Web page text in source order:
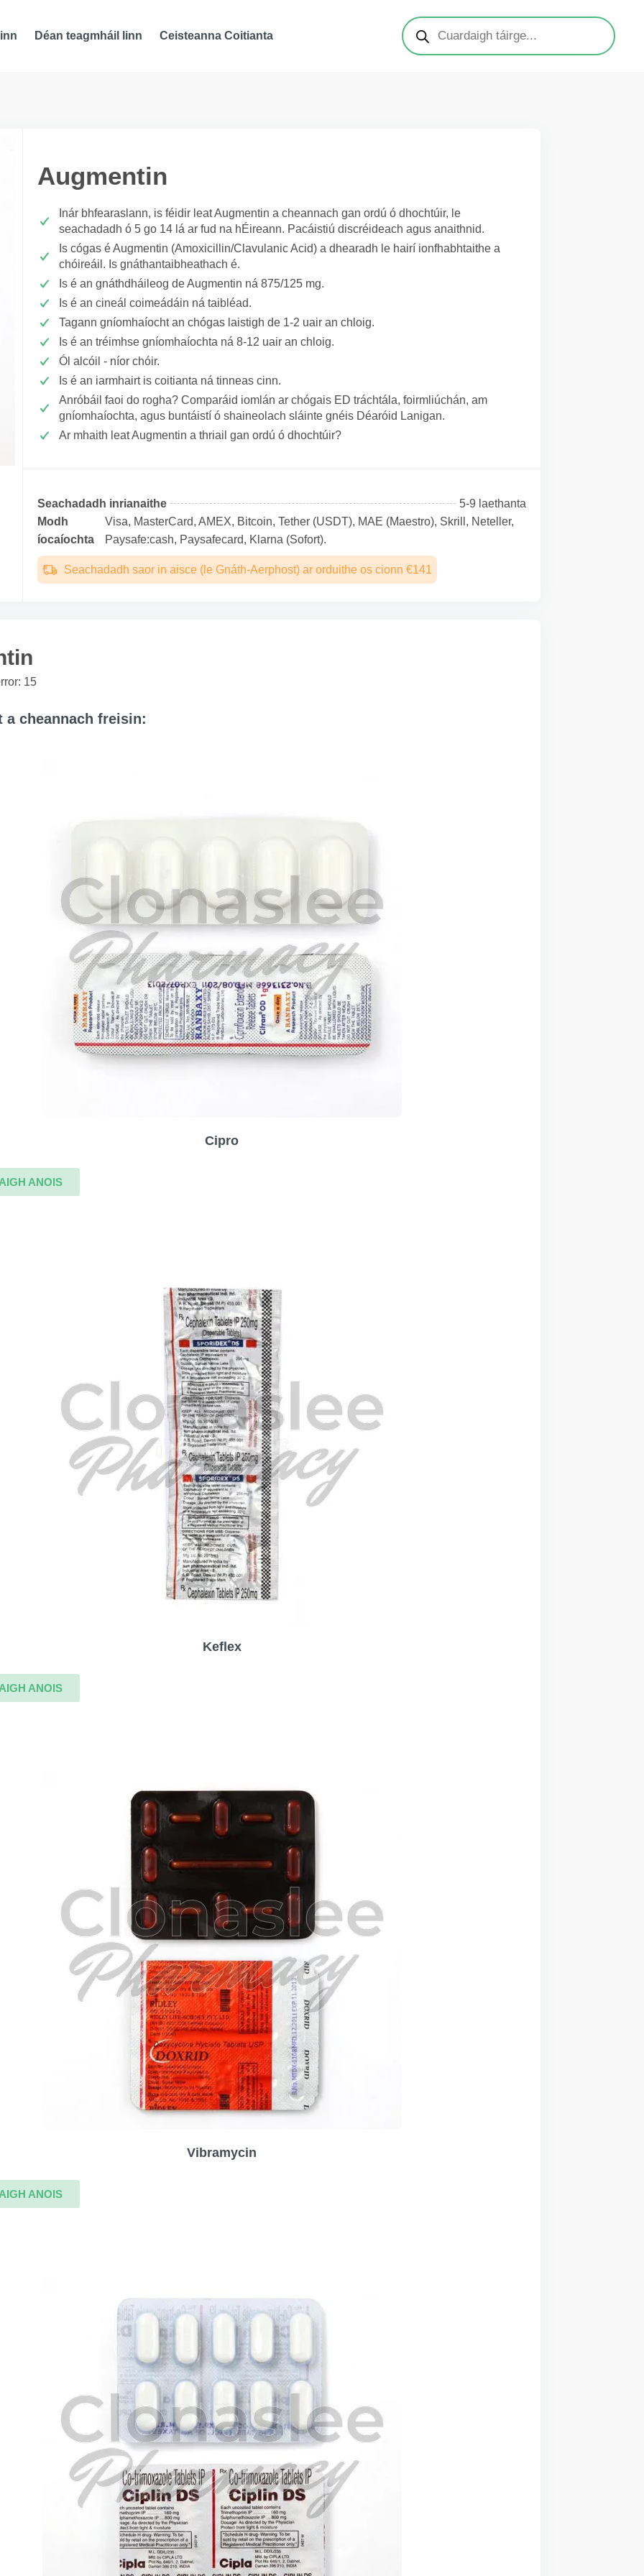
Déan teagmháil linn Ceisteanna Coitianta
Augmentin
Inár bhfearaslann, is féidir leat Augmentin a cheannach gan ordú ó dhochtúir, le
seachadadh ó 5 go 14 lá ar fud na hÉireann. Pacáistiú discréideach agus anaithnid.
Is cógas é Augmentin (Amoxicillin/Clavulanic Acid) a dhearadh le hairí ionfhabhtaithe a
chóireáil. Is gnáthantaibheathach é.
Is é an gnáthdháileog de Augmentin ná 875/125 mg.
Is é an cineál coimeádáin ná taibléad.
Tagann gníomhaíocht an chógas laistigh de 1-2 uair an chloig.
Is é an tréimhse gníomhaíochta ná 8-12 uair an chloig.
Ól alcóil - níor chóir.
Is é an iarmhairt is coitianta ná tinneas cinn.
Anróbáil faoi do rogha? Comparáid iomlán ar chógais ED tráchtála, foirmliúchán, am
gníomhaíochta, agus buntáistí ó shaineolach sláinte gnéis Déaróid Lanigan.
Ar mhaith leat Augmentin a thriail gan ordú ó dhochtúir?
Seachadadh inrianaithe
5-9 laethanta
Modh
íocaíochta
Visa, MasterCard, AMEX, Bitcoin, Tether (USDТ), MAE (Maestro), Skrill, Neteller,
Paysafe:cash, Paysafecard, Klarna (Sofort).
Seachadadh saor in aisce (le Gnáth-Aerphost) ar orduithe os cionn €141
15
a cheannach freisin:
Cipro
ANOIS
Keflex
ANOIS
Vibramycin
ANOIS